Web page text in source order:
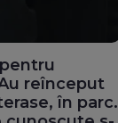
reînceput
în parc.